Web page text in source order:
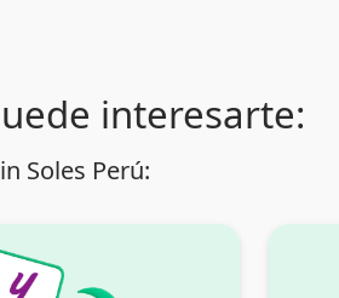
interesarte:
Soles Perú: